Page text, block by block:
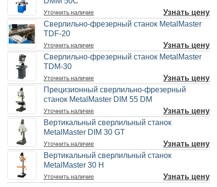
Уточнить наличие
Узнать цену
Сверлильно-фрезерный станок MetalMaster
TDF-20
Уточнить наличие
Узнать цену
Сверлильно-фрезерный станок MetalMaster
TDM-30
Уточнить наличие
Узнать цену
Прецизионный сверлильно-фрезерный
станок MetalMaster DIM 55 DM
Уточнить наличие
Узнать цену
Вертикальный сверлильный станок
MetalMaster DIM 30 GT
Уточнить наличие
Узнать цену
Вертикальный сверлильный станок
MetalMaster 30 H
Уточнить наличие Узнать цену